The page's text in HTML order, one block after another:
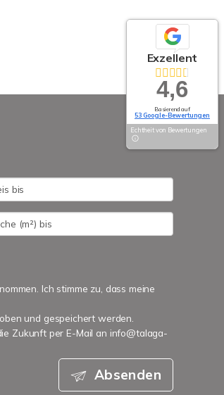
Ich stimme zu, dass meine
und gespeichert werden.
Zukunft per E-Mail an info@talaga-
Absenden
Exzellent
4,6
Basierend auf
53 Google-Bewertungen
Echtheit von Bewertungen